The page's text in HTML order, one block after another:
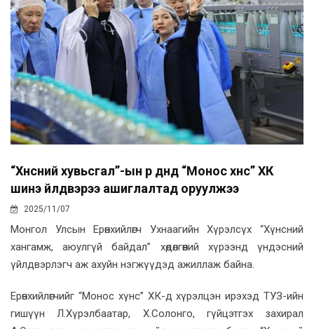
“Хүнсний хувьсгал”-ын үр дүнд “Монос хүнс” ХК
шинэ үйлдвэрээ ашиглалтад оруулжээ
2025/11/07
Монгол Улсын Ерөнхийлөгч Ухнаагийн Хүрэлсүх “Хүнсний
хангамж, аюулгүй байдал” хөдөлгөөний хүрээнд үндэсний
үйлдвэрлэгч аж ахуйн нэгжүүдэд ажиллаж байна.
Ерөнхийлөгчийг “Монос хүнс” ХК-д хүрэлцэн ирэхэд ТУЗ-ийн
гишүүн Л.Хүрэлбаатар, Х.Солонго, гүйцэтгэх захирал